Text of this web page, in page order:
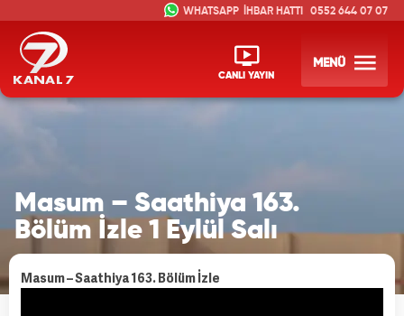
CANLI YAYIN
MENÜ
İHBAR HATTI 0552 644 07 07
Masum – Saathiya 163.
Bölüm İzle 1 Eylül Salı
Masum – Saathiya 163. Bölüm İzle